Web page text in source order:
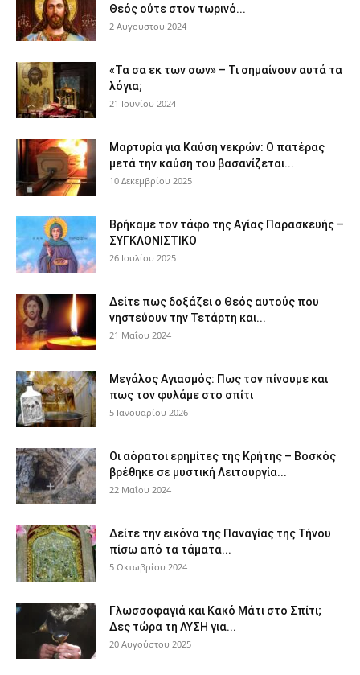
Θεός ούτε στον τωρινό...
2 Αυγούστου 2024
«Τα σα εκ των σων» – Τι σημαίνουν αυτά τα
λόγια;
21 Ιουνίου 2024
Μαρτυρία για Καύση νεκρών: Ο πατέρας
μετά την καύση του βασανίζεται...
10 Δεκεμβρίου 2025
Βρήκαμε τον τάφο της Αγίας Παρασκευής –
ΣΥΓΚΛΟΝΙΣΤΙΚΟ
26 Ιουλίου 2025
Δείτε πως δοξάζει ο Θεός αυτούς που
νηστεύουν την Τετάρτη και...
21 Μαΐου 2024
Μεγάλος Αγιασμός: Πως τον πίνουμε και
πως τον φυλάμε στο σπίτι
5 Ιανουαρίου 2026
Οι αόρατοι ερημίτες της Κρήτης – Βοσκός
βρέθηκε σε μυστική Λειτουργία...
22 Μαΐου 2024
Δείτε την εικόνα της Παναγίας της Τήνου
πίσω από τα τάματα...
5 Οκτωβρίου 2024
Γλωσσοφαγιά και Κακό Μάτι στο Σπίτι;
Δες τώρα τη ΛΥΣΗ για...
20 Αυγούστου 2025